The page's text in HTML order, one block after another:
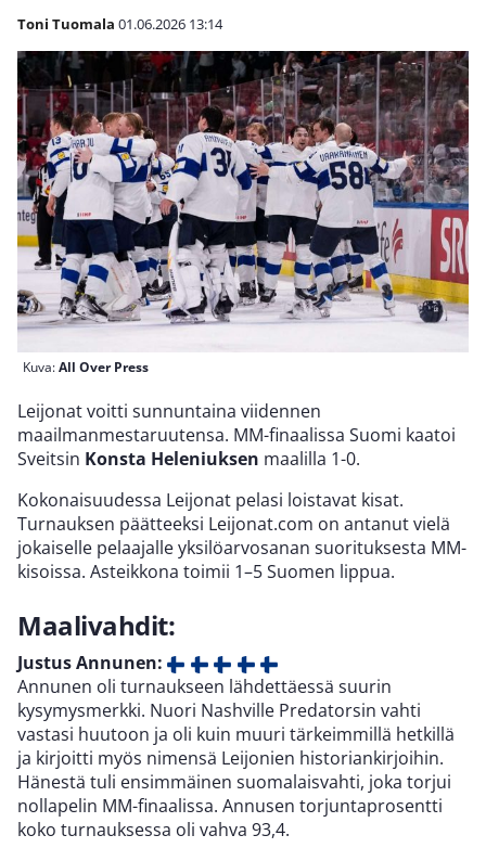
Toni Tuomala 01.06.2026 13:14
Kuva:All Over Press
Leijonat voitti sunnuntaina viidennen
maailmanmestaruutensa. MM-finaalissa Suomi kaatoi
Sveitsin Konsta Heleniuksen maalilla 1-0.
Kokonaisuudessa Leijonat pelasi loistavat kisat.
Turnauksen päätteeksi Leijonat.com on antanut vielä
jokaiselle pelaajalle yksilöarvosanan suorituksesta MM-
kisoissa. Asteikkona toimii 1–5 Suomen lippua.
Maalivahdit:
Justus Annunen:
Annunen oli turnaukseen lähdettäessä suurin
kysymysmerkki. Nuori Nashville Predatorsin vahti
vastasi huutoon ja oli kuin muuri tärkeimmillä hetkillä
ja kirjoitti myös nimensä Leijonien historiankirjoihin.
Hänestä tuli ensimmäinen suomalaisvahti, joka torjui
nollapelin MM-finaalissa. Annusen torjuntaprosentti
koko turnauksessa oli vahva 93,4.